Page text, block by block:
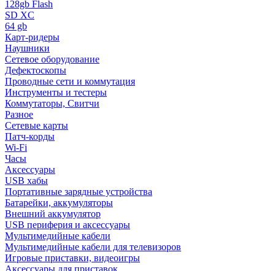
128gb Flash
SD XC
64 gb
Карт-ридеры
Наушники
Сетевое оборудование
Дефектоскопы
Проводные сети и коммутация
Инструменты и тестеры
Коммутаторы, Свитчи
Разное
Сетевые карты
Патч-корды
Wi-Fi
Часы
Аксессуары
USB хабы
Портативные зарядные устройства
Батарейки, аккумуляторы
Внешний аккумулятор
USB периферия и аксессуары
Мультимедийные кабели
Мультимедийные кабели для телевизоров
Игровые приставки, видеоигры
Аксессуары для приставок